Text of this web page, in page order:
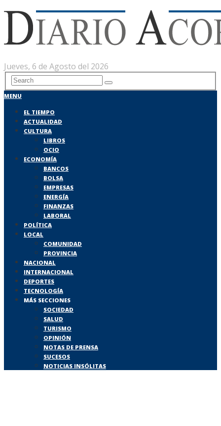
Jueves, 6 de Agosto del 2026
MENU
EL TIEMPO
ACTUALIDAD
CULTURA
LIBROS
OCIO
ECONOMÍA
BANCOS
BOLSA
EMPRESAS
ENERGÍA
FINANZAS
LABORAL
POLÍTICA
LOCAL
COMUNIDAD
PROVINCIA
NACIONAL
INTERNACIONAL
DEPORTES
TECNOLOGÍA
MÁS SECCIONES
SOCIEDAD
SALUD
TURISMO
OPINIÓN
NOTAS DE PRENSA
SUCESOS
NOTICIAS INSÓLITAS